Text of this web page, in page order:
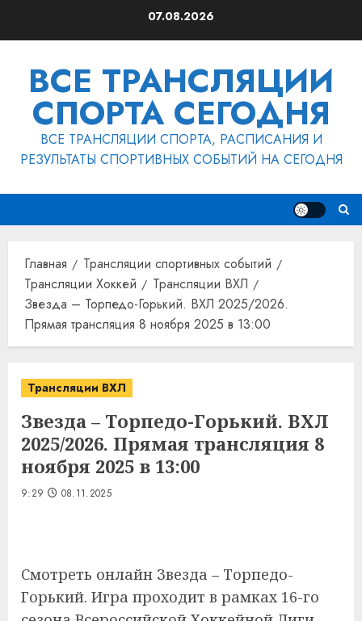
07.08.2026
ВСЕ ТРАНСЛЯЦИИ
СПОРТА СЕГОДНЯ
ВСЕ ТРАНСЛЯЦИИ СПОРТА, РАСПИСАНИЯ И
РЕЗУЛЬТАТЫ СПОРТИВНЫХ СОБЫТИЙ НА СЕГОДНЯ
Главная
Трансляции спортивных событий
Трансляции Хоккей
Трансляции ВХЛ
Звезда – Торпедо-Горький. ВХЛ 2025/2026.
Прямая трансляция 8 ноября 2025 в 13:00
Трансляции ВХЛ
Звезда – Торпедо-Горький. ВХЛ
2025/2026. Прямая трансляция 8
ноября 2025 в 13:00
9:29 08.11.2025
Смотреть онлайн Звезда – Торпедо-
Горький. Игра проходит в рамках 16-го